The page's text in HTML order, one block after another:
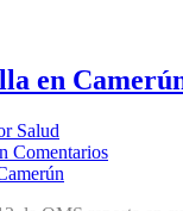
en
Salud
Comentarios